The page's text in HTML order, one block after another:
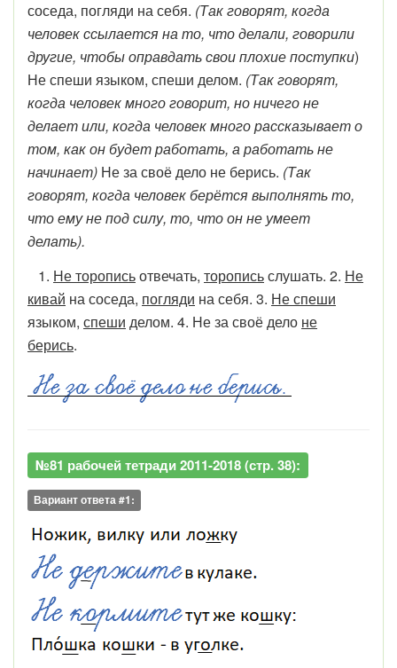
соседа, погляди на себя. (Так говорят, когда
человек ссылается на то, что делали, говорили
другие, чтобы оправдать свои плохие поступки)
Не спеши языком, спеши делом. (Так говорят,
когда человек много говорит, но ничего не
делает или, когда человек много рассказывает о
том, как он будет работать, а работать не
начинает) Не за своё дело не берись. (Так
говорят, когда человек берётся выполнять то,
что ему не под силу, то, что он не умеет
делать).
1. Не торописьотвечать, торописьслушать. 2. Не
кивай на соседа, погляди на себя. 3. Не спеши
языком, спеши делом. 4. Не за своё дело не
берись.
№81 рабочей тетради 2011-2018 (стр. 38):
Вариант ответа #1: